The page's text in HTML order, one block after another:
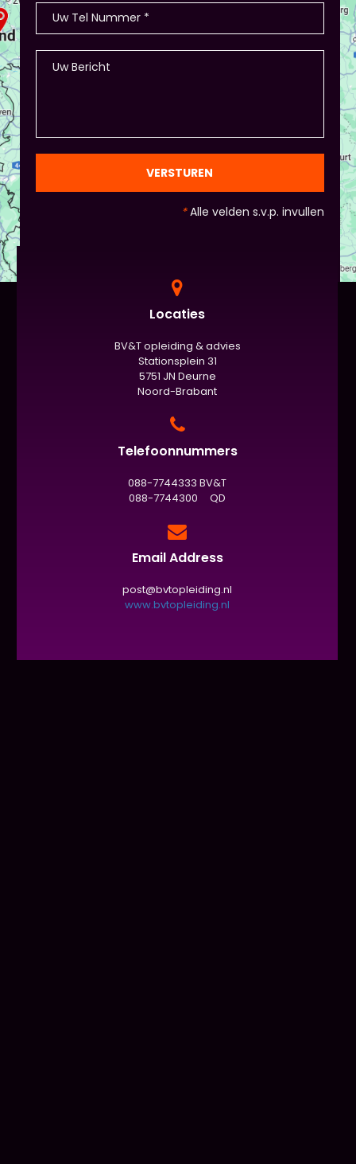
VERSTUREN
*Alle velden s.v.p. invullen
Locaties
BV&T opleiding & advies
Stationsplein 31
5751 JN Deurne
Noord-Brabant
Telefoonnummers
088-7744333 BV&T
088-7744300 QD
Email Address
post@bvtopleiding.nl
www.bvtopleiding.nl